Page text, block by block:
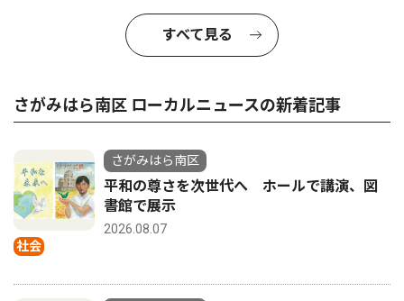
すべて見る
さがみはら南区 ローカルニュースの新着記事
社会
さがみはら南区
平和の尊さを次世代へ ホールで講演、図
書館で展示
2026.08.07